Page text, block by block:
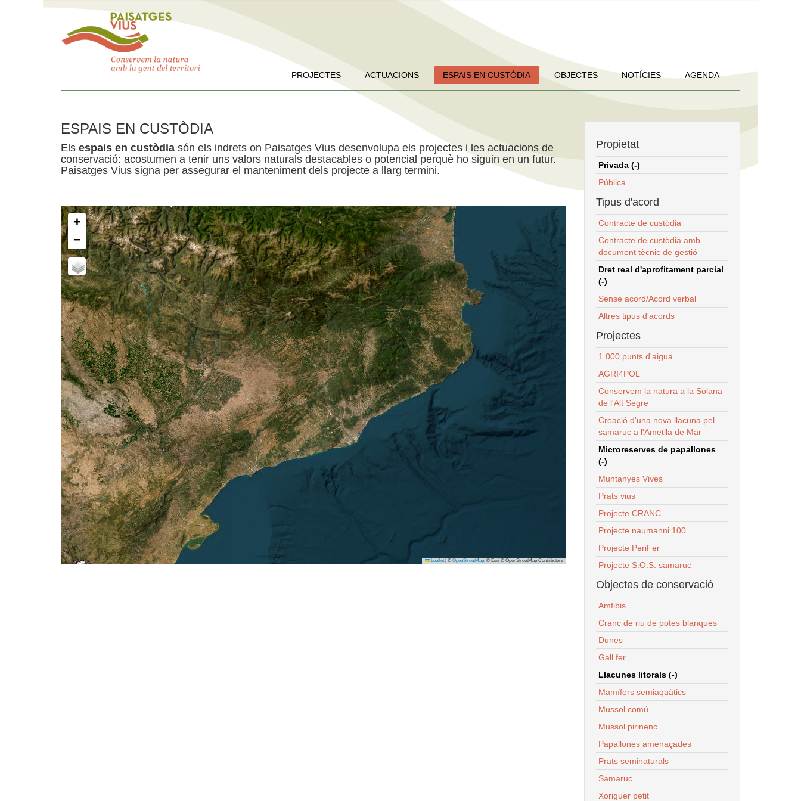
PROJECTES ACTUACIONS ESPAIS EN CUSTÒDIA OBJECTES NOTÍCIES AGENDA
ESPAIS EN CUSTÒDIA
Els espais en custòdia són els indrets on Paisatges Vius desenvolupa els projectes i les actuacions de
conservació: acostumen a tenir uns valors naturals destacables o potencial perquè ho siguin en un futur.
Paisatges Vius signa per assegurar el manteniment dels projecte a llarg termini.
+
−
Leaflet © OpenStreetMap, © Esri © OpenStreetMap Contributors
Propietat
Privada (-)
Pública
Tipus d'acord
Contracte de custòdia
Contracte de custòdia amb
document tècnic de gestió
Dret real d'aprofitament parcial
(-)
Sense acord/Acord verbal
Altres tipus d'acords
Projectes
1.000 punts d'aigua
AGRI4POL
Conservem la natura a la Solana
de l'Alt Segre
Creació d'una nova llacuna pel
samaruc a l'Ametlla de Mar
Microreserves de papallones
(-)
Muntanyes Vives
Prats vius
Projecte CRANC
Projecte naumanni 100
Projecte PeriFer
Projecte S.O.S. samaruc
Objectes de conservació
Amfibis
Cranc de riu de potes blanques
Dunes
Gall fer
Llacunes litorals (-)
Mamífers semiaquàtics
Mussol comú
Mussol pirinenc
Papallones amenaçades
Prats seminaturals
Samaruc
Xoriguer petit